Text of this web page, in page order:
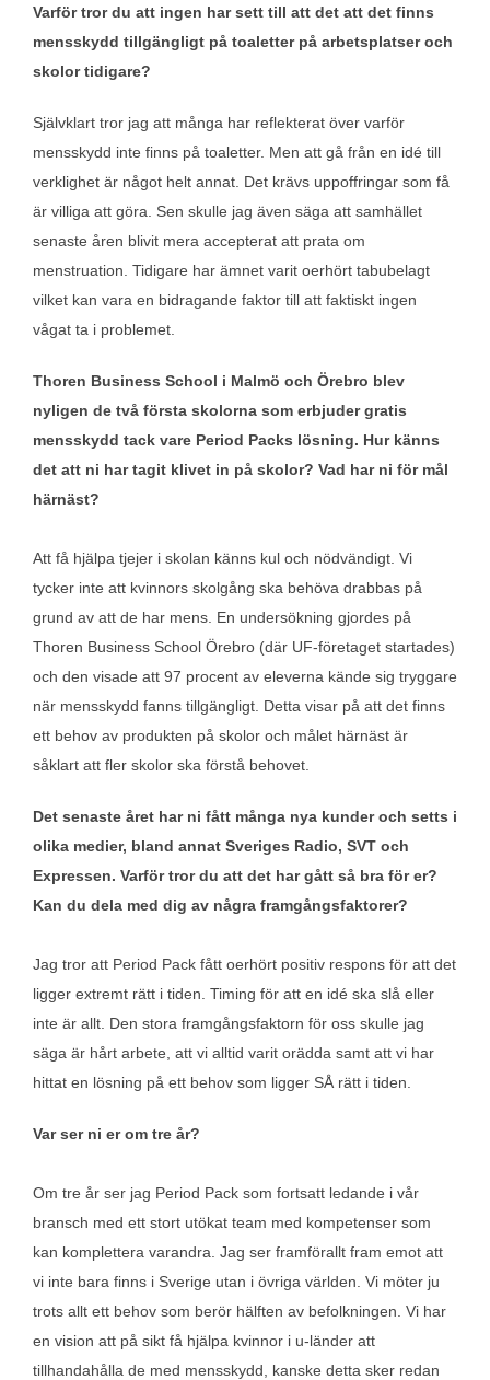
Varför tror du att ingen har sett till att det att det finns
mensskydd tillgängligt på toaletter på arbetsplatser och
skolor tidigare?
Självklart tror jag att många har reflekterat över varför
mensskydd inte finns på toaletter. Men att gå från en idé till
verklighet är något helt annat. Det krävs uppoffringar som få
är villiga att göra. Sen skulle jag även säga att samhället
senaste åren blivit mera accepterat att prata om
menstruation. Tidigare har ämnet varit oerhört tabubelagt
vilket kan vara en bidragande faktor till att faktiskt ingen
vågat ta i problemet.
Thoren Business School i Malmö och Örebro blev
nyligen de två första skolorna som erbjuder gratis
mensskydd tack vare Period Packs lösning. Hur känns
det att ni har tagit klivet in på skolor? Vad har ni för mål
härnäst?
Att få hjälpa tjejer i skolan känns kul och nödvändigt. Vi
tycker inte att kvinnors skolgång ska behöva drabbas på
grund av att de har mens. En undersökning gjordes på
Thoren Business School Örebro (där UF-företaget startades)
och den visade att 97 procent av eleverna kände sig tryggare
när mensskydd fanns tillgängligt. Detta visar på att det finns
ett behov av produkten på skolor och målet härnäst är
såklart att fler skolor ska förstå behovet.
Det senaste året har ni fått många nya kunder och setts i
olika medier, bland annat Sveriges Radio, SVT och
Expressen. Varför tror du att det har gått så bra för er?
Kan du dela med dig av några framgångsfaktorer?
Jag tror att Period Pack fått oerhört positiv respons för att det
ligger extremt rätt i tiden. Timing för att en idé ska slå eller
inte är allt. Den stora framgångsfaktorn för oss skulle jag
säga är hårt arbete, att vi alltid varit orädda samt att vi har
hittat en lösning på ett behov som ligger SÅ rätt i tiden.
Var ser ni er om tre år?
Om tre år ser jag Period Pack som fortsatt ledande i vår
bransch med ett stort utökat team med kompetenser som
kan komplettera varandra. Jag ser framförallt fram emot att
vi inte bara finns i Sverige utan i övriga världen. Vi möter ju
trots allt ett behov som berör hälften av befolkningen. Vi har
en vision att på sikt få hjälpa kvinnor i u-länder att
tillhandahålla de med mensskydd, kanske detta sker redan